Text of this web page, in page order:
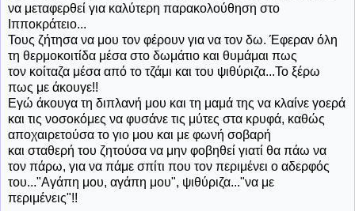
να μεταφερθεί για καλύτερη παρακολούθηση στο
Ιπποκράτειο...
Τους ζήτησα να μου τον φέρουν για να τον δω. Έφεραν όλη
τη θερμοκοιτίδα μέσα στο δωμάτιο και θυμάμαι πως
τον κοίταζα μέσα από το τζάμι και του ψιθύριζα...Το ξέρω
πως με άκουγε!!
Εγώ άκουγα τη διπλανή μου και τη μαμά της να κλαίνε γοερά
και τις νοσοκόμες να φυσάνε τις μύτες στα κρυφά, καθώς
αποχαιρετούσα το γιο μου και με φωνή σοβαρή
και σταθερή του ζητούσα να μην φοβηθεί γιατί θα πάω να
τον πάρω, για να πάμε σπίτι που τον περιμένει ο αδερφός
του..."Αγάπη μου, αγάπη μου", ψιθύριζα..."να με
περιμένεις"!!